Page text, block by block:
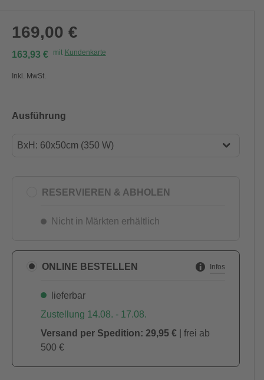
169,00 €
163,93 € mit Kundenkarte
Inkl. MwSt.
Ausführung
BxH: 60x50cm (350 W)
BxH: 90x50cm (450 W)
BxH: 120x60cm (1000 W)
BxH: 120x60cm (1200 W)
RESERVIEREN & ABHOLEN
Nicht in Märkten erhältlich
ONLINE BESTELLEN Infos
lieferbar
Zustellung 14.08. - 17.08.
Versand per Spedition: 29,95 €| frei ab
500 €